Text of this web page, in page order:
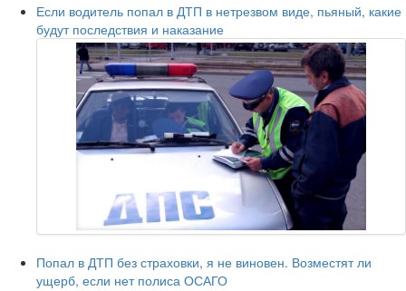
Если водитель попал в ДТП в нетрезвом виде, пьяный, какие
будут последствия и наказание
Попал в ДТП без страховки, я не виновен. Возместят ли
ущерб, если нет полиса ОСАГО